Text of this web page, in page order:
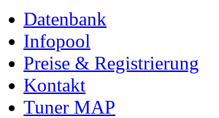
Datenbank
Infopool
Preise & Registrierung
Kontakt
Tuner MAP